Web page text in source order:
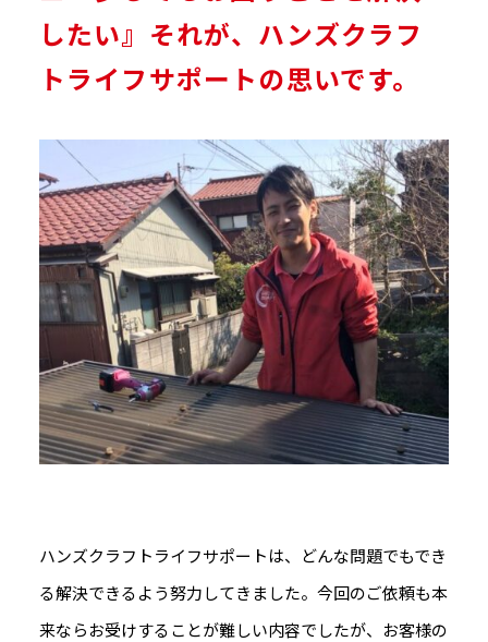
したい』それが、ハンズクラフ
トライフサポートの思いです。
ハンズクラフトライフサポートは、どんな問題でもでき
る解決できるよう努力してきました。今回のご依頼も本
来ならお受けすることが難しい内容でしたが、お客様の